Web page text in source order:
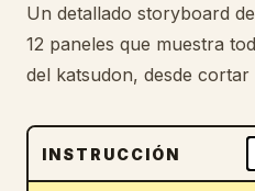
Prompts
Descargar
Un detallado storyboard
12 paneles que muestra
del katsudon, desde
INSTRUCCIÓN